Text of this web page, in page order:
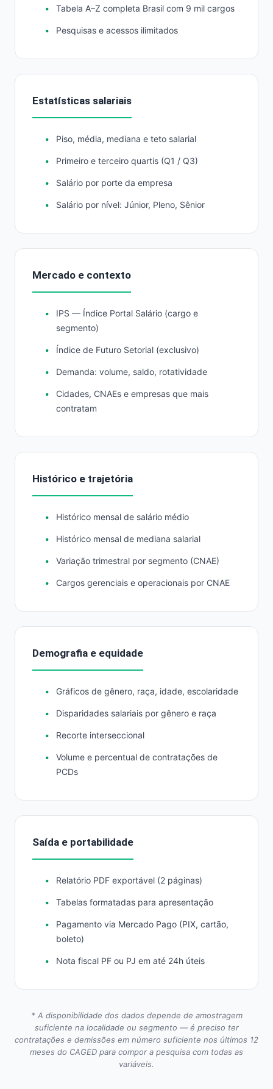
Tabela A–Z completa Brasil com 9 mil cargos
Pesquisas e acessos ilimitados
Estatísticas salariais
Piso, média, mediana e teto salarial
Primeiro e terceiro quartis (Q1 / Q3)
Salário por porte da empresa
Salário por nível: Júnior, Pleno, Sênior
Mercado e contexto
IPS — Índice Portal Salário (cargo e
segmento)
Índice de Futuro Setorial (exclusivo)
Demanda: volume, saldo, rotatividade
Cidades, CNAEs e empresas que mais
contratam
Histórico e trajetória
Histórico mensal de salário médio
Histórico mensal de mediana salarial
Variação trimestral por segmento (CNAE)
Cargos gerenciais e operacionais por CNAE
Demografia e equidade
Gráficos de gênero, raça, idade, escolaridade
Disparidades salariais por gênero e raça
Recorte interseccional
Volume e percentual de contratações de
PCDs
Saída e portabilidade
Relatório PDF exportável (2 páginas)
Tabelas formatadas para apresentação
Pagamento via Mercado Pago (PIX, cartão,
boleto)
Nota fiscal PF ou PJ em até 24h úteis
* A disponibilidade dos dados depende de amostragem
suficiente na localidade ou segmento — é preciso ter
contratações e demissões em número suficiente nos últimos 12
meses do CAGED para compor a pesquisa com todas as
variáveis.